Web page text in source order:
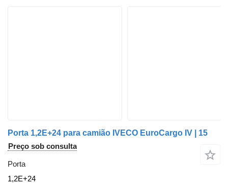
Porta 1,2E+24 para camião IVECO EuroCargo IV | 15
Preço sob consulta
Porta
1,2E+24